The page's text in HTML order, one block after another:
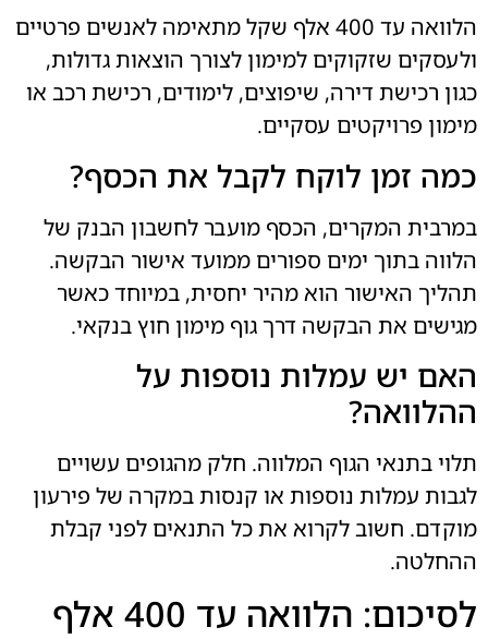
הלוואה עד 400 אלף שקל מתאימה לאנשים פרטיים
ולעסקים שזקוקים למימון לצורך הוצאות גדולות,
כגון רכישת דירה, שיפוצים, לימודים, רכישת רכב או
מימון פרויקטים עסקיים.
כמה זמן לוקח לקבל את הכסף?
במרבית המקרים, הכסף מועבר לחשבון הבנק של
הלווה בתוך ימים ספורים ממועד אישור הבקשה.
תהליך האישור הוא מהיר יחסית, במיוחד כאשר
מגישים את הבקשה דרך גוף מימון חוץ בנקאי.
האם יש עמלות נוספות על
ההלוואה?
תלוי בתנאי הגוף המלווה. חלק מהגופים עשויים
לגבות עמלות נוספות או קנסות במקרה של פירעון
מוקדם. חשוב לקרוא את כל התנאים לפני קבלת
ההחלטה.
לסיכום: הלוואה עד 400 אלף